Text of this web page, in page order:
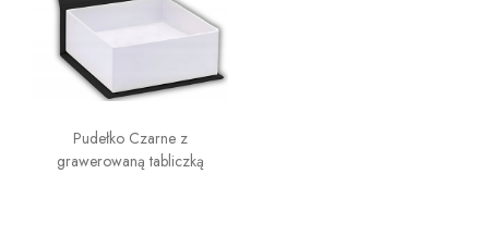
Pudełko Czarne z
grawerowaną tabliczką